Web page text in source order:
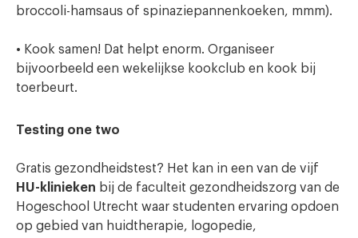
broccoli-hamsaus of spinaziepannenkoeken, mmm).
• Kook samen! Dat helpt enorm. Organiseer
bijvoorbeeld een wekelijkse kookclub en kook bij
toerbeurt.
Testing one two
Gratis gezondheidstest? Het kan in een van de vijf
HU-klinieken bij de faculteit gezondheidszorg van de
Hogeschool Utrecht waar studenten ervaring opdoen
op gebied van huidtherapie, logopedie,